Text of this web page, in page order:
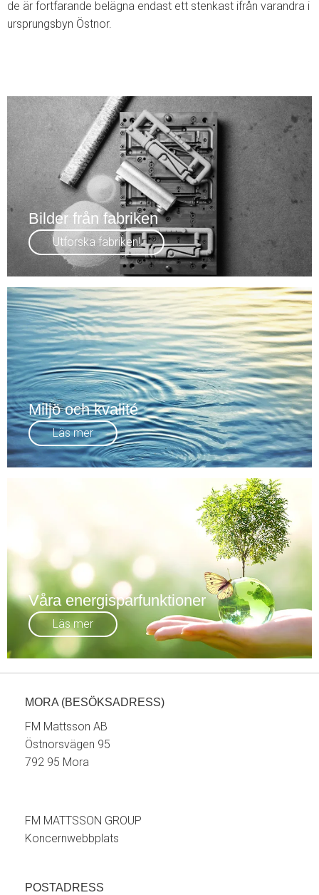
de är fortfarande belägna endast ett stenkast ifrån varandra i
ursprungsbyn Östnor.
Bilder från fabriken
Utforska fabriken!
Miljö och kvalité
Läs mer
Våra energisparfunktioner
Läs mer
MORA (BESÖKSADRESS)
FM Mattsson AB
Östnorsvägen 95
792 95 Mora
FM MATTSSON GROUP
Koncernwebbplats
POSTADRESS